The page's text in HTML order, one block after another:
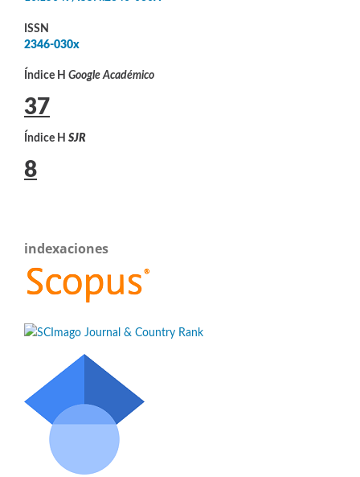
ISSN
2346-030x
Índice H Google Académico
37
Índice H SJR
8
indexaciones